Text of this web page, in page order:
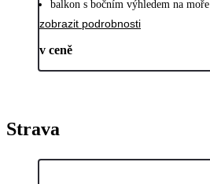
balkon s bočním výhledem na moře
zobrazit podrobnosti
v ceně
Strava